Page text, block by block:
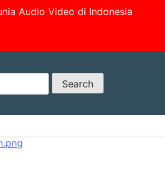
Audio Video di Indonesia